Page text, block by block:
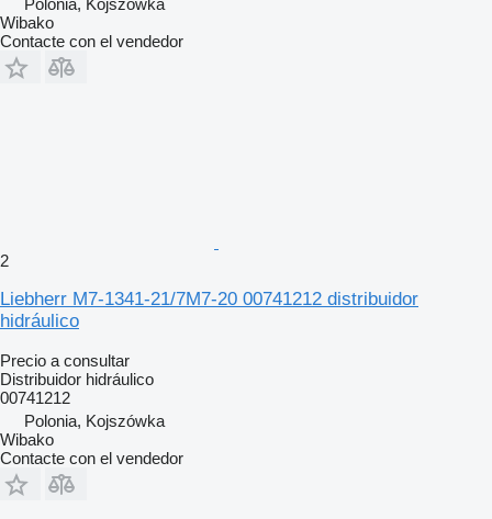
Polonia, Kojszówka
Wibako
Contacte con el vendedor
2
Liebherr M7-1341-21/7M7-20 00741212 distribuidor
hidráulico
Precio a consultar
Distribuidor hidráulico
00741212
Polonia, Kojszówka
Wibako
Contacte con el vendedor